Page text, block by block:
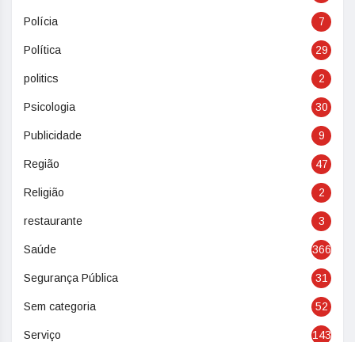
Polícia 7
Política 29
politics 2
Psicologia 30
Publicidade 9
Região 47
Religião 2
restaurante 3
Saúde 366
Segurança Pública 31
Sem categoria 52
Serviço 143